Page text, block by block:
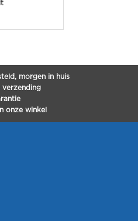
morgen in huis
verzending
onze winkel